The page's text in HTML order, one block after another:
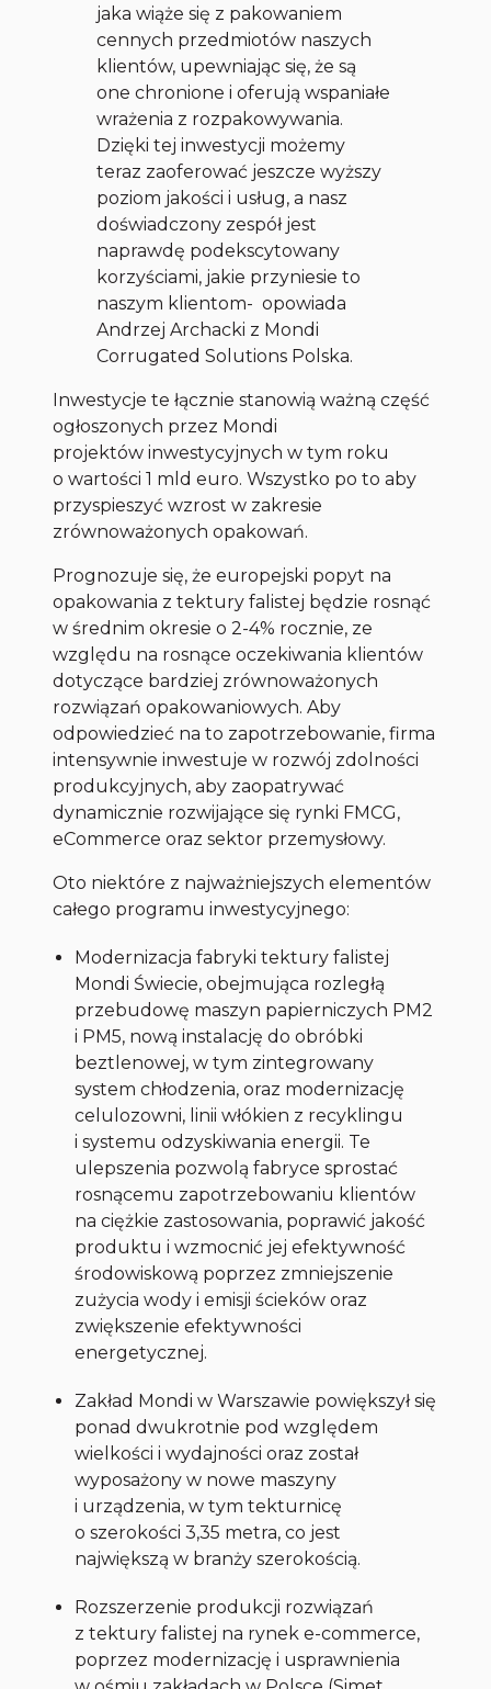
jaka wiąże się z pakowaniem
cennych przedmiotów naszych
klientów, upewniając się, że są
one chronione i oferują wspaniałe
wrażenia z rozpakowywania.
Dzięki tej inwestycji możemy
teraz zaoferować jeszcze wyższy
poziom jakości i usług, a nasz
doświadczony zespół jest
naprawdę podekscytowany
korzyściami, jakie przyniesie to
naszym klientom- opowiada
Andrzej Archacki z Mondi
Corrugated Solutions Polska.
Inwestycje te łącznie stanowią ważną część
ogłoszonych przez Mondi
projektów inwestycyjnych w tym roku
o wartości 1 mld euro. Wszystko po to aby
przyspieszyć wzrost w zakresie
zrównoważonych opakowań.
Prognozuje się, że europejski popyt na
opakowania z tektury falistej będzie rosnąć
w średnim okresie o 2-4% rocznie, ze
względu na rosnące oczekiwania klientów
dotyczące bardziej zrównoważonych
rozwiązań opakowaniowych. Aby
odpowiedzieć na to zapotrzebowanie, firma
intensywnie inwestuje w rozwój zdolności
produkcyjnych, aby zaopatrywać
dynamicznie rozwijające się rynki FMCG,
eCommerce oraz sektor przemysłowy.
Oto niektóre z najważniejszych elementów
całego programu inwestycyjnego:
Modernizacja fabryki tektury falistej
Mondi Świecie, obejmująca rozległą
przebudowę maszyn papierniczych PM2
i PM5, nową instalację do obróbki
beztlenowej, w tym zintegrowany
system chłodzenia, oraz modernizację
celulozowni, linii włókien z recyklingu
i systemu odzyskiwania energii. Te
ulepszenia pozwolą fabryce sprostać
rosnącemu zapotrzebowaniu klientów
na ciężkie zastosowania, poprawić jakość
produktu i wzmocnić jej efektywność
środowiskową poprzez zmniejszenie
zużycia wody i emisji ścieków oraz
zwiększenie efektywności
energetycznej.
Zakład Mondi w Warszawie powiększył się
ponad dwukrotnie pod względem
wielkości i wydajności oraz został
wyposażony w nowe maszyny
i urządzenia, w tym tekturnicę
o szerokości 3,35 metra, co jest
największą w branży szerokością.
Rozszerzenie produkcji rozwiązań
z tektury falistej na rynek e-commerce,
poprzez modernizację i usprawnienia